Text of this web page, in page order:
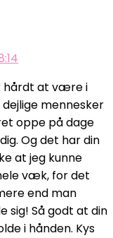
hårdt at være i
mennesker
oppe på dage
Og det har din
at jeg kunne
væk, for det
end man
sig! Så godt at din
i hånden. Kys